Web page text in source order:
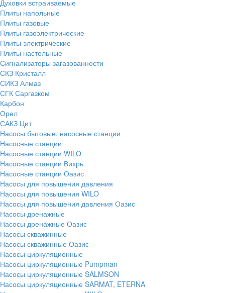
Духовки встраиваемые
Плиты напольные
Плиты газовые
Плиты газоэлектрические
Плиты электрические
Плиты настольные
Сигнализаторы загазованности
СКЗ Кристалл
СИКЗ Алмаз
СГК Саргазком
Карбон
Орел
САКЗ Цит
Насосы бытовые, насосные станции
Насосные станции
Насосные станции WILO
Насосные станции Вихрь
Насосные станции Оазис
Насосы для повышения давления
Насосы для повышения WILO
Насосы для повышения давления Оазис
Насосы дренажные
Насосы дренажные Оазис
Насосы скважинные
Насосы скважинные Оазис
Насосы циркуляционные
Насосы циркуляционные Pumpman
Насосы циркуляционные SALMSON
Насосы циркуляционные SARMAT, ETERNA